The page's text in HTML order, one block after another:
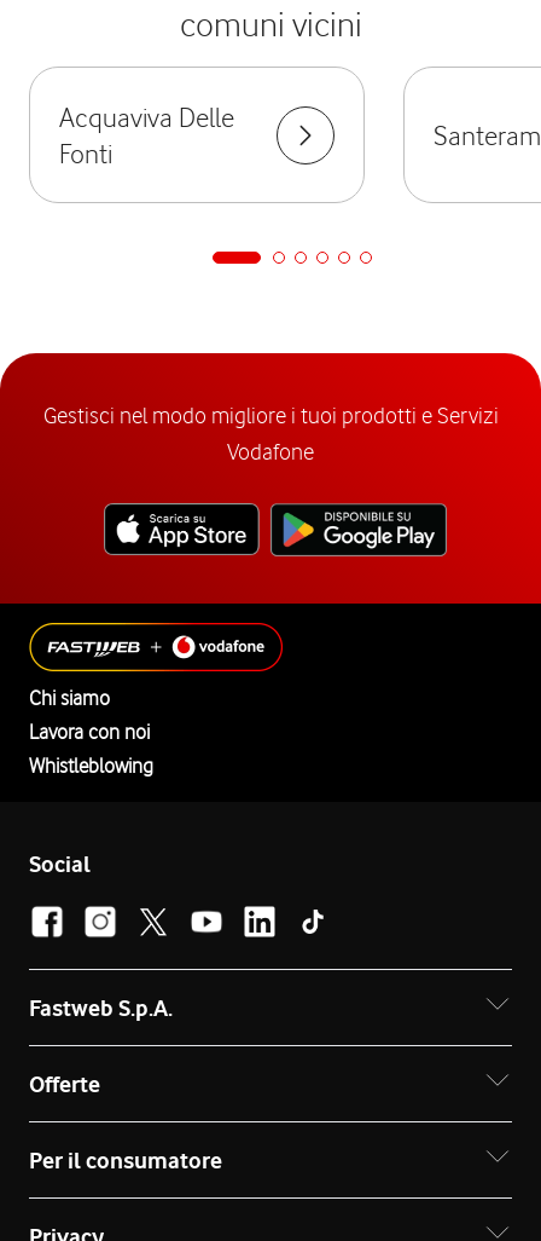
comuni vicini
Acquaviva Delle
Fonti
Gestisci nel modo migliore i tuoi prodotti e Servizi
Vodafone
Chi siamo
Lavora con noi
Whistleblowing
Social
Fastweb S.p.A.
Offerte
Per il consumatore